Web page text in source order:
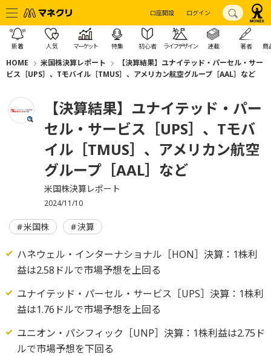
口座開設 ログイン
新着 人気 マーケット 特集 初心者 ライフデザイン 連載 著者 商
HOME 米国株決算レポート
【決算結果】ユナイテッド・パーセル・サー
ビス［UPS］、Tモバイル［TMUS］、アメリカン航空グループ［AAL］など
【決算結果】ユナイテッド・パー
セル・サービス［UPS］、Tモバ
イル［TMUS］、アメリカン航空
グループ［AAL］など
米国株決算レポート
2024/11/10
米国株 決算
ハネウェル・インターナショナル［HON］決算：1株利
益は2.58ドルで市場予想を上回る
ユナイテッド・パーセル・サービス［UPS］決算：1株利
益は1.76ドルで市場予想を上回る
ユニオン・パシフィック［UNP］決算：1株利益は2.75ド
ルで市場予想を下回る